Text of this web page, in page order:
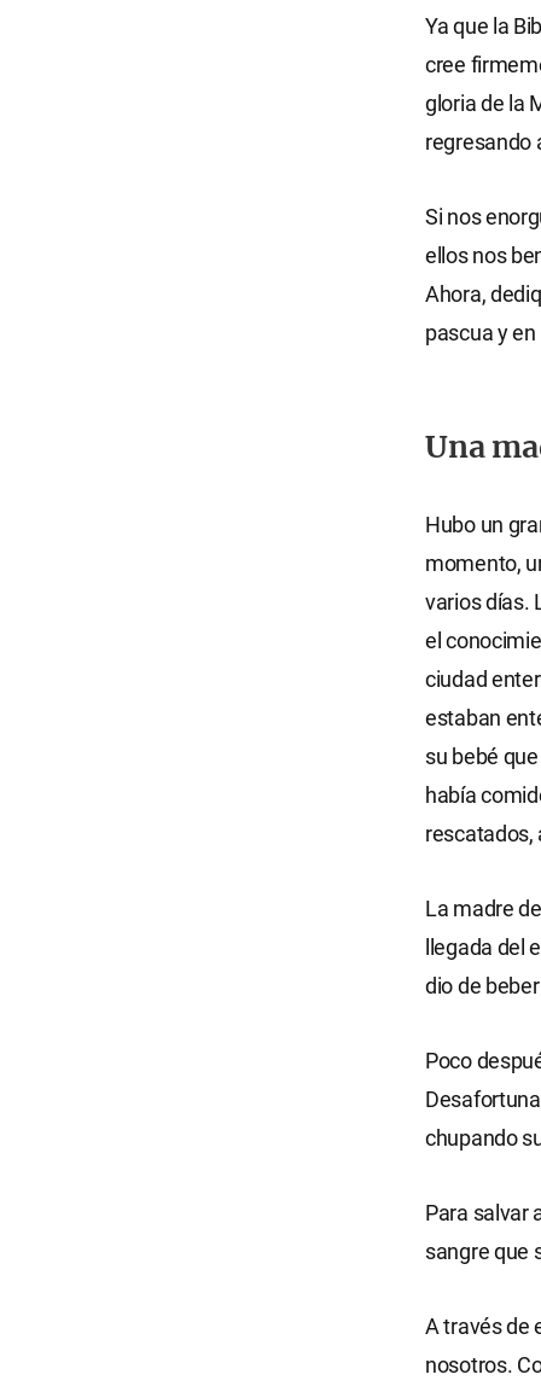
Ya que la
cree
gloria de la
regresando
Si nos
ellos nos
Ahora,
pascua y
Una
Hubo un
momento,
varios días.
el
ciudad
estaban
su bebé
había
rescatados,
La madre
llegada del
dio de
Poco
chupando
Para salvar
sangre que
A través de
nosotros.